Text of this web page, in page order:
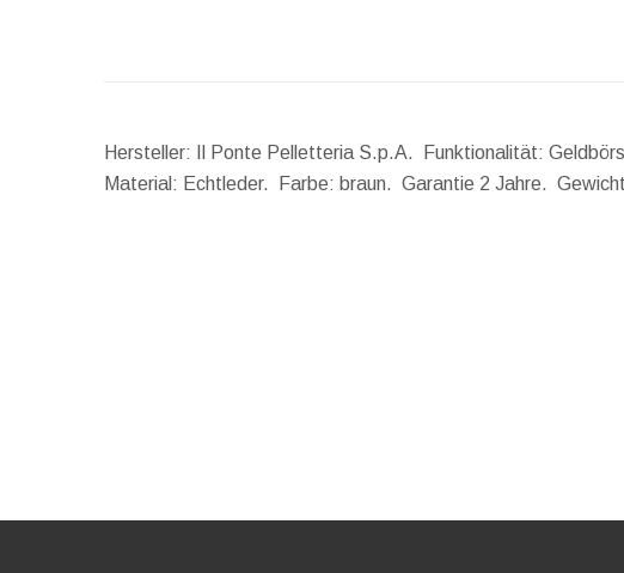
Hersteller: Il Ponte Pelletteria S.p.A. Funktionalität:
Material: Echtleder. Farbe: braun. Garantie 2 Jahre.